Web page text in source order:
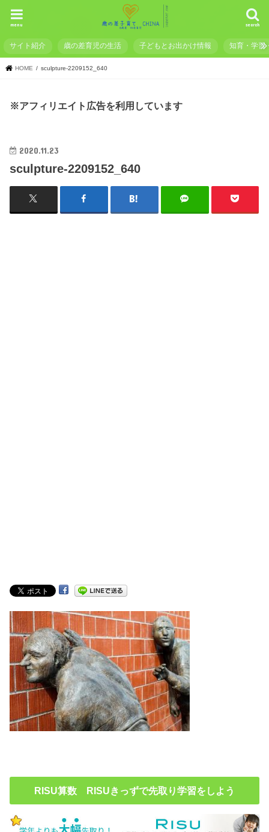
search
menu
サイト紹介 歳の差育児の生活 子どもとお出かけ情報 知育・学習
HOME sculpture-2209152_640
※アフィリエイト広告を利用しています
2020.11.23
sculpture-2209152_640
RISU算数 RISUきっずで先取り学習をしよう